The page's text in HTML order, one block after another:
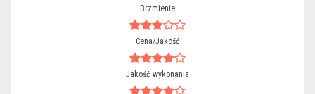
Brzmienie
Cena/Jakość
Jakość wykonania